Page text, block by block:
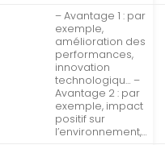
– Avantage 1 : par
exemple,
amélioration des
performances,
innovation
technologiqu… –
Avantage 2 : par
exemple, impact
positif sur
l’environnement,…